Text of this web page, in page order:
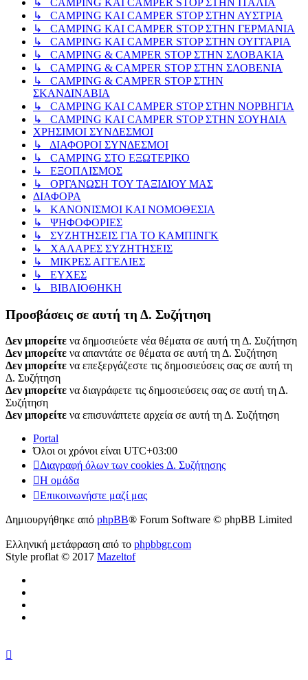
↳ CAMPING KAI CAMPER STOP ΣΤΗΝ ΑΥΣΤΡΙΑ
↳ CAMPING KAI CAMPER STOP ΣΤΗΝ ΓΕΡΜΑΝΙΑ
↳ CAMPING KAI CAMPER STOP ΣΤΗΝ ΟΥΓΓΑΡΙΑ
↳ CAMPING & CAMPER STOP ΣΤΗΝ ΣΛΟΒΑΚΙΑ
↳ CAMPING & CAMPER STOP ΣΤΗΝ ΣΛΟΒΕΝΙΑ
↳ CAMPING & CAMPER STOP ΣΤΗΝ
ΣΚΑΝΔΙΝΑΒΙΑ
↳ CAMPING KAI CAMPER STOP ΣΤΗΝ ΝΟΡΒΗΓΙΑ
↳ CAMPING KAI CAMPER STOP ΣΤΗΝ ΣΟΥΗΔΙΑ
ΧΡΗΣΙΜΟΙ ΣΥΝΔΕΣΜΟΙ
↳ ΔΙΑΦΟΡΟΙ ΣΥΝΔΕΣΜΟΙ
↳ CAMPING ΣΤΟ ΕΞΩΤΕΡΙΚΟ
↳ ΕΞΟΠΛΙΣΜΟΣ
↳ ΟΡΓΑΝΩΣΗ ΤΟΥ ΤΑΞΙΔΙΟΥ ΜΑΣ
ΔΙΑΦΟΡΑ
↳ ΚΑΝΟΝΙΣΜΟΙ ΚΑΙ ΝΟΜΟΘΕΣΙΑ
↳ ΨΗΦΟΦΟΡΙΕΣ
↳ ΣΥΖΗΤΗΣΕΙΣ ΓΙΑ ΤΟ ΚΑΜΠΙΝΓΚ
↳ ΧΑΛΑΡΕΣ ΣΥΖΗΤΗΣΕΙΣ
↳ ΜΙΚΡΕΣ ΑΓΓΕΛΙΕΣ
↳ ΕΥΧΕΣ
↳ ΒΙΒΛΙΟΘΗΚΗ
Προσβάσεις σε αυτή τη Δ. Συζήτηση
Δεν μπορείτε να δημοσιεύετε νέα θέματα σε αυτή τη Δ. Συζήτηση
Δεν μπορείτε να απαντάτε σε θέματα σε αυτή τη Δ. Συζήτηση
Δεν μπορείτε να επεξεργάζεστε τις δημοσιεύσεις σας σε αυτή τη
Δ. Συζήτηση
Δεν μπορείτε να διαγράφετε τις δημοσιεύσεις σας σε αυτή τη Δ.
Συζήτηση
Δεν μπορείτε να επισυνάπτετε αρχεία σε αυτή τη Δ. Συζήτηση
Portal
Όλοι οι χρόνοι είναι UTC+03:00
Διαγραφή όλων των cookies Δ. Συζήτησης
Η ομάδα
Επικοινωνήστε μαζί μας
Δημιουργήθηκε από phpBB® Forum Software © phpBB Limited
Ελληνική μετάφραση από το phpbbgr.com
Style proflat © 2017 Mazeltof